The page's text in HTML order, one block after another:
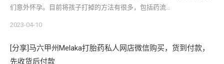
们意外怀孕。目前将孩子打掉的方法有很多，包括药流…
2023-04-10
[分享]马六甲州Melaka打胎药私人网店微信购买，货到付款，
先收货后付款